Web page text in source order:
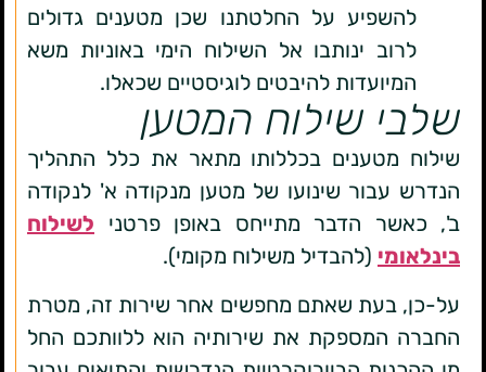
להשפיע על החלטתנו שכן מטענים גדולים
לרוב ינותבו אל השילוח הימי באוניות משא
המיועדות להיבטים לוגיסטיים שכאלו.
שלבי שילוח המטען
שילוח מטענים בכללותו מתאר את כלל התהליך
הנדרש עבור שינועו של מטען מנקודה א' לנקודה
ב', כאשר הדבר מתייחס באופן פרטני לשילוח
בינלאומי (להבדיל משילוח מקומי).
על-כן, בעת שאתם מחפשים אחר שירות זה, מטרת
החברה המספקת את שירותיה הוא ללוותכם החל